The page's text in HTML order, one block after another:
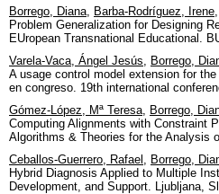
Borrego, Diana, Barba-Rodríguez, Irene,
Problem Generalization for Designing
EUropean Transnational Educational.
Varela-Vaca, Ángel Jesús, Borrego,
A usage control model extension for
en congreso. 19th international
Gómez-López, Mª Teresa, Borrego,
Computing Alignments with Constraint
Algorithms & Theories for the Analysis
Ceballos-Guerrero, Rafael , Borrego,
Hybrid Diagnosis Applied to Multiple
Development, and Support. Ljubljana,